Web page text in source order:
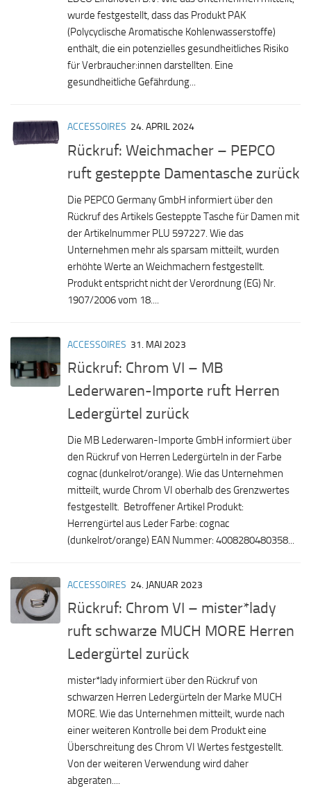
wurde festgestellt, dass das Produkt PAK
(Polycyclische Aromatische Kohlenwasserstoffe)
enthält, die ein potenzielles gesundheitliches Risiko
für Verbraucher:innen darstellten. Eine
gesundheitliche Gefährdung...
ACCESSOIRES 24. APRIL 2024
Rückruf: Weichmacher – PEPCO
ruft gesteppte Damentasche zurück
Die PEPCO Germany GmbH informiert über den
Rückruf des Artikels Gesteppte Tasche für Damen mit
der Artikelnummer PLU 597227. Wie das
Unternehmen mehr als sparsam mitteilt, wurden
erhöhte Werte an Weichmachern festgestellt.
Produkt entspricht nicht der Verordnung (EG) Nr.
1907/2006 vom 18....
ACCESSOIRES 31. MAI 2023
Rückruf: Chrom VI – MB
Lederwaren-Importe ruft Herren
Ledergürtel zurück
Die MB Lederwaren-Importe GmbH informiert über
den Rückruf von Herren Ledergürteln in der Farbe
cognac (dunkelrot/orange). Wie das Unternehmen
mitteilt, wurde Chrom VI oberhalb des Grenzwertes
festgestellt. Betroffener Artikel Produkt:
Herrengürtel aus Leder Farbe: cognac
(dunkelrot/orange) EAN Nummer: 4008280480358...
ACCESSOIRES 24. JANUAR 2023
Rückruf: Chrom VI – mister*lady
ruft schwarze MUCH MORE Herren
Ledergürtel zurück
mister*lady informiert über den Rückruf von
schwarzen Herren Ledergürteln der Marke MUCH
MORE. Wie das Unternehmen mitteilt, wurde nach
einer weiteren Kontrolle bei dem Produkt eine
Überschreitung des Chrom VI Wertes festgestellt.
Von der weiteren Verwendung wird daher
abgeraten....